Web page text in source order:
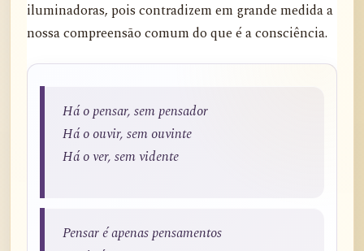
iluminadoras, pois contradizem em grande medida a
nossa compreensão comum do que é a consciência.
Há o pensar, sem pensador
Há o ouvir, sem ouvinte
Há o ver, sem vidente
Pensar é apenas pensamentos